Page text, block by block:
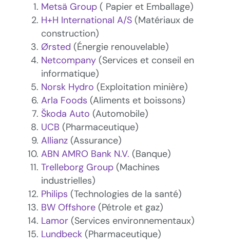
Metsä Group ( Papier et Emballage)
H+H International A/S (Matériaux de
construction)
Ørsted (Énergie renouvelable)
Netcompany (Services et conseil en
informatique)
Norsk Hydro (Exploitation minière)
Arla Foods (Aliments et boissons)
Škoda Auto (Automobile)
UCB (Pharmaceutique)
Allianz (Assurance)
ABN AMRO Bank N.V. (Banque)
Trelleborg Group (Machines
industrielles)
Philips (Technologies de la santé)
BW Offshore (Pétrole et gaz)
Lamor (Services environnementaux)
Lundbeck (Pharmaceutique)